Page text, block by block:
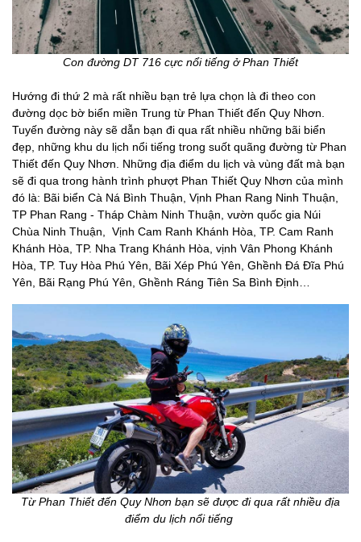
Con đường DT 716 cực nổi tiếng ở Phan Thiết
Hướng đi thứ 2 mà rất nhiều bạn trẻ lựa chọn là đi theo con
đường dọc bờ biển miền Trung từ Phan Thiết đến Quy Nhơn.
Tuyến đường này sẽ dẫn bạn đi qua rất nhiều những bãi biển
đẹp, những khu du lịch nổi tiếng trong suốt quãng đường từ Phan
Thiết đến Quy Nhơn. Những địa điểm du lịch và vùng đất mà bạn
sẽ đi qua trong hành trình phượt Phan Thiết Quy Nhơn của mình
đó là: Bãi biển Cà Ná Bình Thuận, Vịnh Phan Rang Ninh Thuận,
TP Phan Rang - Tháp Chàm Ninh Thuận, vườn quốc gia Núi
Chùa Ninh Thuận, Vịnh Cam Ranh Khánh Hòa, TP. Cam Ranh
Khánh Hòa, TP. Nha Trang Khánh Hòa, vịnh Vân Phong Khánh
Hòa, TP. Tuy Hòa Phú Yên, Bãi Xép Phú Yên, Ghềnh Đá Đĩa Phú
Yên, Bãi Rạng Phú Yên, Ghềnh Ráng Tiên Sa Bình Định…
Từ Phan Thiết đến Quy Nhơn bạn sẽ được đi qua rất nhiều địa
điểm du lịch nổi tiếng